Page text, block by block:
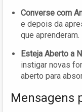
Converse com
e depois da
que aprenderam.
Esteja Aberto a
instigar novas
aberto para
Mensagens